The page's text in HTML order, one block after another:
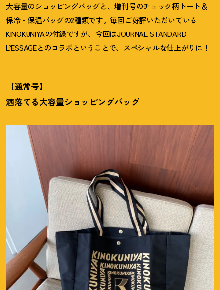
大容量のショッピングバッグと、増刊号のチェック柄トート＆
保冷・保温バッグの2種類です。毎回ご好評いただいている
KINOKUNIYAの付録ですが、今回はJOURNAL STANDARD
L’ESSAGEとのコラボということで、スペシャルな仕上がりに ！
【通常号】
洒落てる大容量ショッピングバッグ